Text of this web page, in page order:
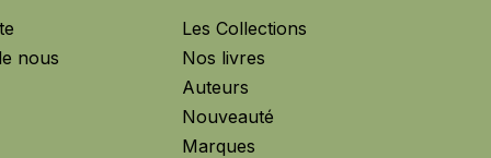
nous
Les Collections
Nos livres
Auteurs
Nouveauté
Marques